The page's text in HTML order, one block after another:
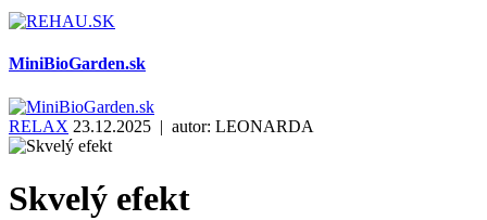
MiniBioGarden.sk
RELAX 23.12.2025 | autor: LEONARDA
Skvelý efekt